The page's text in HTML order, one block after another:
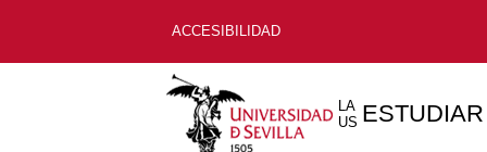
ACCESIBILIDAD
LA
US ESTUDIAR